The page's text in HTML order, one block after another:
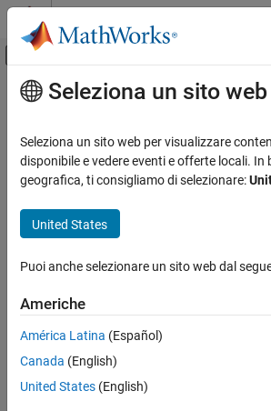
Vai al contenuto
Attiva/disattiva menu di
Pagina iniziale della documentazione
Polyspace Bug Finder
Configuration
Create Your Own Coding Rules and Coding
ON THIS PAGE
Description
Predicates
Contenuto principale
Ast.RawStringDelimiter
Namespace:Ast
Superclasses:AstNodeProperties
Represents the
your code
Description
The PQLclass
raw_string_delimiter
Predicates
Seleziona un sito web
Seleziona un sito web per visualizzare
disponibile e vedere eventi e offerte locali. In
geografica, ti consigliamo di selezionare:
United States
Puoi anche selezionare un sito web dal
Americhe
América Latina (Español)
Canada (English)
United States (English)